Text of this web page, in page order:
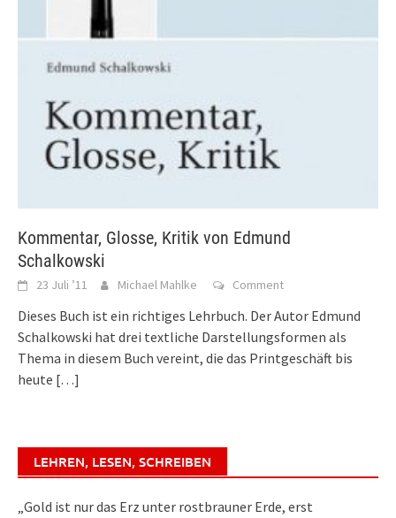
Kommentar, Glosse, Kritik von Edmund
Schalkowski
23 Juli ’11 Michael Mahlke Comment
Dieses Buch ist ein richtiges Lehrbuch. Der Autor Edmund
Schalkowski hat drei textliche Darstellungsformen als
Thema in diesem Buch vereint, die das Printgeschäft bis
heute […]
LEHREN, LESEN, SCHREIBEN
„Gold ist nur das Erz unter rostbrauner Erde, erst